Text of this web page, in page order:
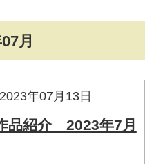
月
年07月13日
品紹介 2023年7月